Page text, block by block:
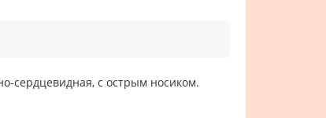
сердцевидная, с острым носиком.